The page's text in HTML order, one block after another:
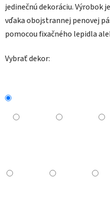
jedinečnú dekoráciu.Výrobok
vďaka obojstrannej penovej
pomocou fixačného lepidla
Vybrať dekor: